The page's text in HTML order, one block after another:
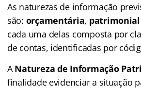
As naturezas de informação
são: orçamentária, patrimonial
cada uma delas composta por
de contas, identificadas por
ANatureza de Informação
finalidade evidenciar a situação